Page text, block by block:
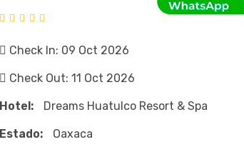
Check In: 09 Oct 2026
Check Out: 11 Oct 2026
Hotel: Dreams Huatulco Resort & Spa
Estado: Oaxaca